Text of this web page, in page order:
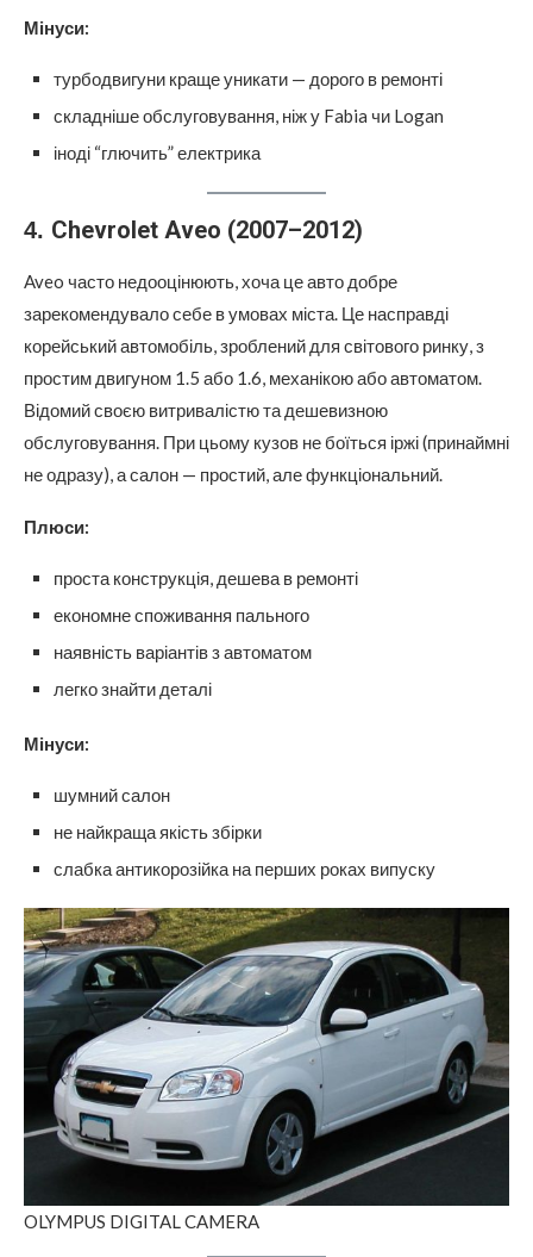
Мінуси:
турбодвигуни краще уникати — дорого в ремонті
складніше обслуговування, ніж у Fabia чи Logan
іноді “глючить” електрика
4. Chevrolet Aveo (2007–2012)
Aveo часто недооцінюють, хоча це авто добре
зарекомендувало себе в умовах міста. Це насправді
корейський автомобіль, зроблений для світового ринку, з
простим двигуном 1.5 або 1.6, механікою або автоматом.
Відомий своєю витривалістю та дешевизною
обслуговування. При цьому кузов не боїться іржі (принаймні
не одразу), а салон — простий, але функціональний.
Плюси:
проста конструкція, дешева в ремонті
економне споживання пального
наявність варіантів з автоматом
легко знайти деталі
Мінуси:
шумний салон
не найкраща якість збірки
слабка антикорозійка на перших роках випуску
OLYMPUS DIGITAL CAMERA